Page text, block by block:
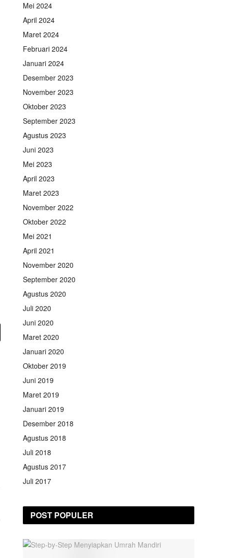
Mei 2024
April 2024
Maret 2024
Februari 2024
Januari 2024
Desember 2023
November 2023
Oktober 2023
September 2023
Agustus 2023
Juni 2023
Mei 2023
April 2023
Maret 2023
November 2022
Oktober 2022
Mei 2021
April 2021
November 2020
September 2020
Agustus 2020
Juli 2020
Juni 2020
Maret 2020
Januari 2020
Oktober 2019
Juni 2019
Maret 2019
Januari 2019
Desember 2018
Agustus 2018
Juli 2018
Agustus 2017
Juli 2017
POST POPULER